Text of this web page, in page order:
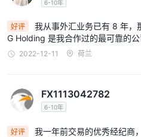
6-10年
好评
我从事外汇业务已有 8 年，
G Holding 是我合作过的最可靠的公
2022-12-11 荷兰
FX1113042782
6-10年
好评
我一年前交易的优秀经纪商